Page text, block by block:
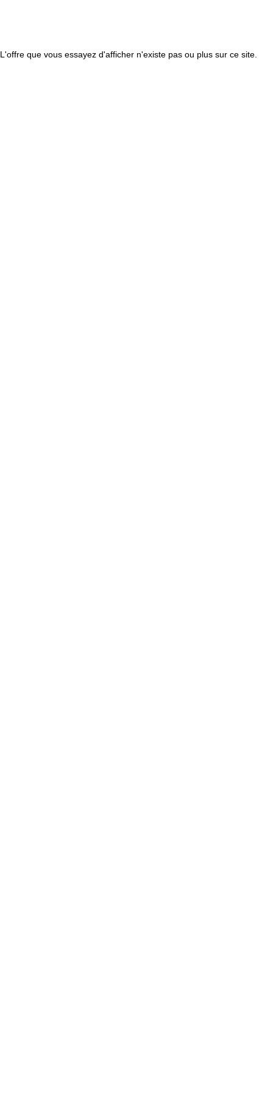
L'offre que vous essayez d'afficher n'existe pas ou plus sur ce site.